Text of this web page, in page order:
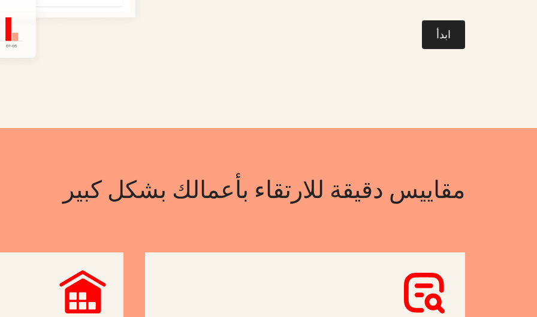
ابدأ
مقاييس دقيقة للارتقاء بأعمالك بشكل كبير